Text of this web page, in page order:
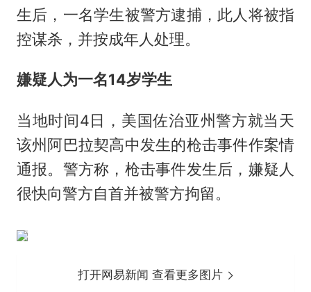
生后，一名学生被警方逮捕，此人将被指
控谋杀，并按成年人处理。
嫌疑人为一名14岁学生
当地时间4日，美国佐治亚州警方就当天
该州阿巴拉契高中发生的枪击事件作案情
通报。警方称，枪击事件发生后，嫌疑人
很快向警方自首并被警方拘留。
打开网易新闻 查看更多图片